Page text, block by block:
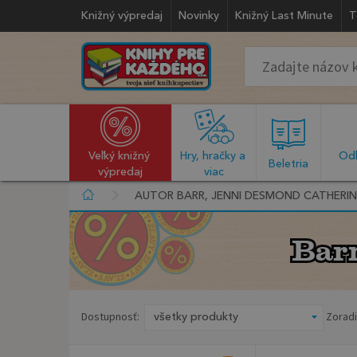
Knižný výpredaj Novinky Knižný Last Minute
Veľký knižný
výpredaj
Hry, hračky a
viac
Beletria
AUTOR BARR, JENNI DESMOND
Dostupnosť: